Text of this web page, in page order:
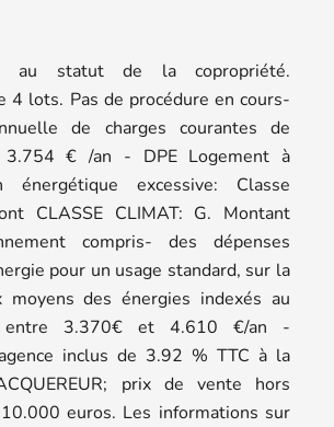
au statut de la copropriété.
4 lots. Pas de procédure en cours-
de charges courantes de
3.754 € /an - DPE Logement à
énergétique excessive: Classe
CLASSE CLIMAT: G. Montant
compris- des dépenses
pour un usage standard, sur la
moyens des énergies indexés au
entre 3.370€ et 4.610 €/an -
inclus de 3.92 % TTC à la
prix de vente hors
euros. Les informations sur